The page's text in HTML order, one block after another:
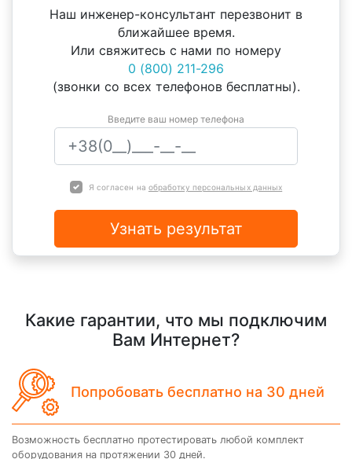
Наш инженер-консультант перезвонит в
ближайшее время.
Или свяжитесь с нами по номеру
0 (800) 211-296
(звонки со всех телефонов бесплатны).
Введите ваш номер телефона
Я согласен на обработку персональных данных
Узнать результат
Какие гарантии, что мы подключим
Вам Интернет?
Попробовать бесплатно на 30 дней
Возможность бесплатно протестировать любой комплект
оборудования на протяжении 30 дней.